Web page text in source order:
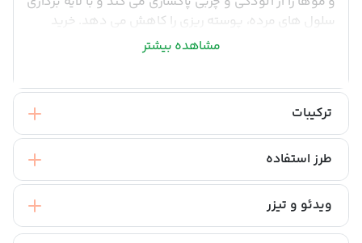
سلول های مرده، پوسته ریزی را کاهش می دهد. خرید
مشاهده بیشتر
ترکیبات
طرز استفاده
ویدئو و تیزر